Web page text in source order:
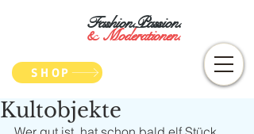
Fashion.Passion.
&Moderationen.
SHOP
Kultobjekte